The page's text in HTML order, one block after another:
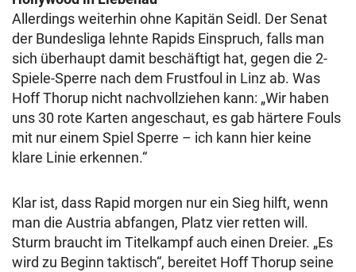
Allerdings weiterhin ohne Kapitän Seidl. Der Senat
der Bundesliga lehnte Rapids Einspruch, falls man
sich überhaupt damit beschäftigt hat, gegen die 2-
Spiele-Sperre nach dem Frustfoul in Linz ab. Was
Hoff Thorup nicht nachvollziehen kann: „Wir haben
uns 30 rote Karten angeschaut, es gab härtere Fouls
mit nur einem Spiel Sperre – ich kann hier keine
klare Linie erkennen.“
Klar ist, dass Rapid morgen nur ein Sieg hilft, wenn
man die Austria abfangen, Platz vier retten will.
Sturm braucht im Titelkampf auch einen Dreier. „Es
wird zu Beginn taktisch“, bereitet Hoff Thorup seine